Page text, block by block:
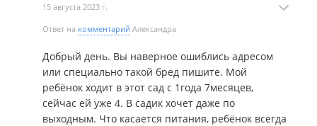
никакой не спред с пальмовым маслом, сметана
молочного жира, молоко, все это есть и каждую
неделю закупается. Соки мы не используем
вообще и никогда не давали за 8 лет и родители
против все.
О каком родительском комитете Вы говорите?
Идите в гос сад и создавайте что хотите.
15 августа 2023 г.
Ответ на комментарий Александра
Добрый день. Вы наверное ошиблись адресом
или специально такой бред пишите. Мой
ребёнок ходит в этот сад с 1года 7месяцев,
сейчас ей уже 4. В садик хочет даже по
выходным. Что касается питания, ребёнок всегда